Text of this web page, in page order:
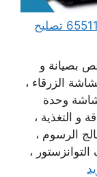
مهندس كمبيوتر العارضية الصناعية 65511033 تصليح
بصيانة و
الزرقاء ،
وحدة
و التغذية ،
الرسوم ،
،